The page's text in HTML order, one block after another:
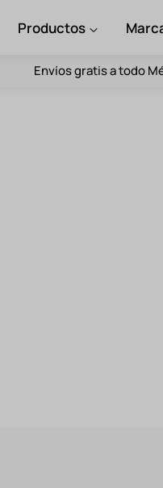
Productos
Envíos gratis a todo